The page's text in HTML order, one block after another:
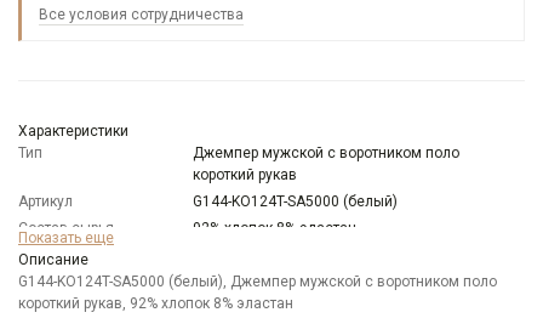
Все условия сотрудничества
Характеристики
Тип
Джемпер мужской с воротником поло
короткий рукав
Артикул
G144-KO124T-SA5000 (белый)
Состав сырья
92% хлопок 8% эластан
Модель
Цвет
Белый
Ворот
Из основной ткани на стойке
Показать еще
Описание
G144-KO124T-SA5000 (белый), Джемпер мужской с воротником поло
короткий рукав, 92% хлопок 8% эластан